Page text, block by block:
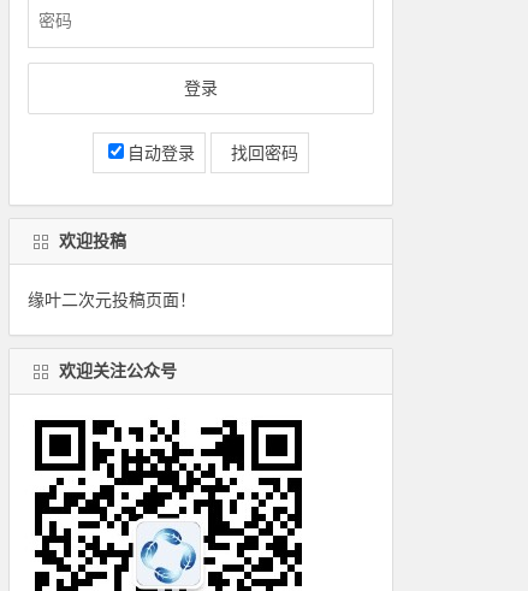
自动登录 找回密码
欢迎投稿
缘叶二次元投稿页面！
欢迎关注公众号